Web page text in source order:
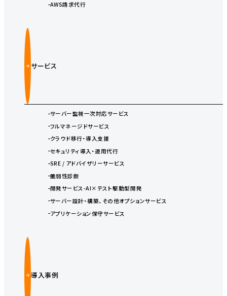
AWS請求代行
サービス
サーバー監視一次対応サービス
フルマネージドサービス
クラウド移行・導入支援
セキュリティ導入・運用代行
SRE / アドバイザリーサービス
脆弱性診断
開発サービス-AI×テスト駆動型開発
サーバー設計・構築、その他オプションサービス
アプリケーション保守サービス
導入事例